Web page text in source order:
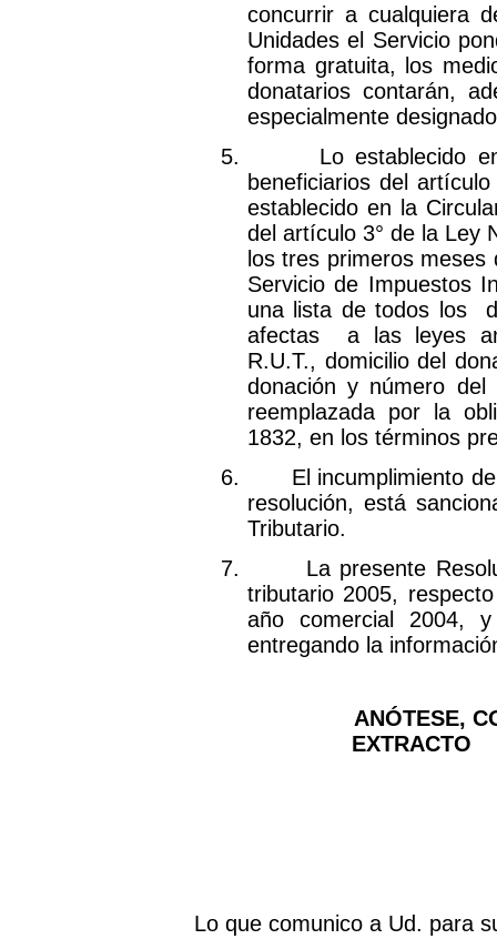
concurrir a cualquiera
Unidades el Servicio
forma gratuita, los
donatarios contarán,
especialmente
5.
Lo establecido
beneficiarios del
establecido en la
de l artículo 3° de la
los tres primeros
Servicio de Impuestos
una lista de todos los
afectas
a las leyes
R.U.T., domicilio del
donación y número
reemplazada por la
1832, en los términos
6.
El incumplimiento
resolución, está
Tributario.
7.
La presente
tributario 2005,
año comercial 2004,
entregando la
ANÓTESE,
EXTRACTO
Lo que comunico a Ud. para